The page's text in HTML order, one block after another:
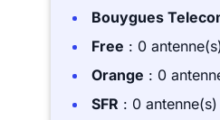
Bouygues
Free : 0
Orange : 0
SFR : 0